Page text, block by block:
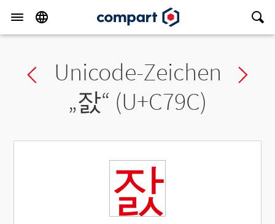
Previous char
Unicode-Zeichen
„잜“ (U+C79C)
잜